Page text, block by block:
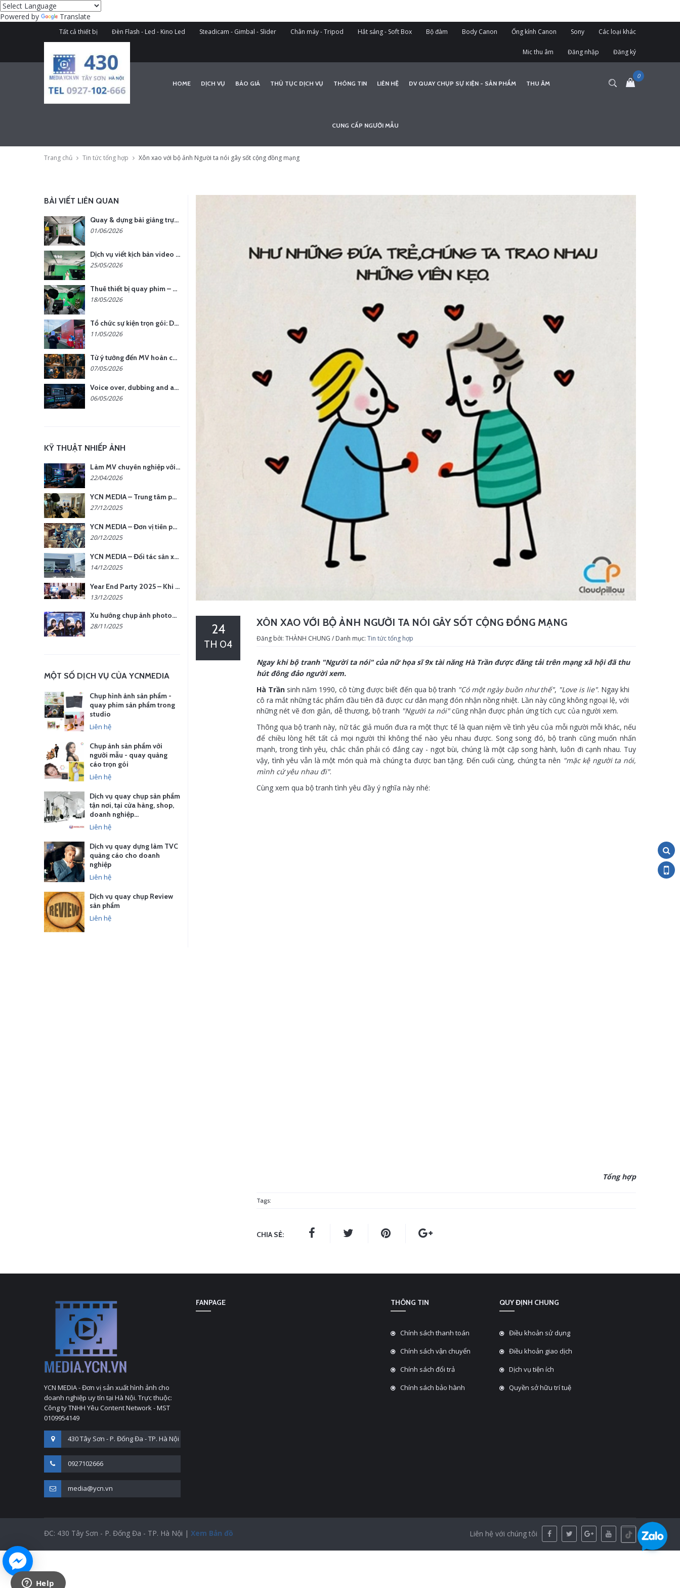
Powered by Translate
Tất cả thiết bị Đèn Flash - Led - Kino Led Steadicam - Gimbal - Slider Chân máy - Tripod Hắt sáng - Soft Box Bộ đàm Body Canon Ống kính Canon Sony Các loại khác
Mic thu âm Đăng nhập Đăng ký
HOME DỊCH VỤ BÁO GIÁ THỦ TỤC DỊCH VỤ THÔNG TIN LIÊN HỆ DV QUAY CHỤP SỰ KIỆN - SẢN PHẨM THU ÂM
CUNG CẤP NGƯỜI MẪU
Trang chủ Tin tức tổng hợp Xôn xao với bộ ảnh Người ta nói gây sốt cộng đồng mạng
XÔN XAO VỚI BỘ ẢNH NGƯỜI TA NÓI GÂY SỐT CỘNG ĐỒNG MẠNG
24
TH 04 Đăng bởi: THÀNH CHUNG / Danh mục: Tin tức tổng hợp
Ngay khi bộ tranh "Người ta nói" của nữ họa sĩ 9x tài năng Hà Trần được đăng tải trên mạng xã hội đã thu
hút đông đảo người xem.
Hà Trần sinh năm 1990, cô từng được biết đến qua bộ tranh "Có một ngày buồn như thế", "Love is lie". Ngay khi
cô ra mắt những tác phẩm đầu tiên đã được cư dân mạng đón nhận nồng nhiệt. Lần này cũng không ngoại lệ, với
những nét vẽ đơn giản, dễ thương, bộ tranh "Người ta nói"cũng nhận được phản ứng tích cực của người xem.
Thông qua bộ tranh này, nữ tác giả muốn đưa ra một thực tế là quan niệm về tình yêu của mỗi người mỗi khác, nếu
để chiều lòng hết tất cả mọi người thì không thể nào yêu nhau được. Song song đó, bộ tranh cũng muốn nhấn
mạnh, trong tình yêu, chắc chắn phải có đắng cay - ngọt bùi, chúng là một cặp song hành, luôn đi cạnh nhau. Tuy
vậy, tình yêu vẫn là một món quà mà chúng ta được ban tặng. Đến cuối cùng, chúng ta nên "mặc kệ người ta nói,
mình cứ yêu nhau đi".
Cùng xem qua bộ tranh tình yêu đầy ý nghĩa này nhé:
Tổng hợp
Tags:
CHIA SẺ:
BÀI VIẾT LIÊN QUAN
Quay & dựng bài giảng trực tuyến – Xu hướng đào tạo thời đại số
01/06/2026
Dịch vụ viết kịch bản video – Bước quan trọng quyết định thành công nội dung
25/05/2026
Thuê thiết bị quay phim – chụp ảnh: Giải pháp tối ưu chi phí cho doanh nghiệp
18/05/2026
Tổ chức sự kiện trọn gói: Doanh nghiệp được gì khi chọn đơn vị chuyên nghiệp?
11/05/2026
Từ ý tưởng đến MV hoàn chỉnh: giải pháp trọn gói tại YCN Media
07/05/2026
Voice over, dubbing and audio production services in Vietnam for global content
06/05/2026
KỸ THUẬT NHIẾP ẢNH
Làm MV chuyên nghiệp với chi phí tối ưu: nên chọn quay thực tế hay video AI?
22/04/2026
YCN MEDIA – Trung tâm phụ kiện quay chụp tại Hà Nội
27/12/2025
YCN MEDIA – Đơn vị tiên phong sản xuất hình ảnh & âm thanh bằng AI tại Hà Nội
20/12/2025
YCN MEDIA – Đối tác sản xuất hình ảnh chuyên nghiệp cho doanh nghiệp tại Hà Nội
14/12/2025
Year End Party 2025 – Khi Khoảnh Khắc Trở Thành Dấu Ấn | Gói Ưu Đãi Tháng 12 Từ YCN Media
13/12/2025
Xu hướng chụp ảnh photobooth tại các sự kiện hiện nay
28/11/2025
MỘT SỐ DỊCH VỤ CỦA YCNMEDIA
Chụp hình ảnh sản phẩm -
quay phim sản phẩm trong
studio
Liên hệ
Chụp ảnh sản phẩm với
người mẫu - quay quảng
cáo trọn gói
Liên hệ
Dịch vụ quay chụp sản phẩm
tận nơi, tại cửa hàng, shop,
doanh nghiệp…
Liên hệ
Dịch vụ quay dựng làm TVC
quảng cáo cho doanh
nghiệp
Liên hệ
Dịch vụ quay chụp Review
sản phẩm
Liên hệ
YCN MEDIA - Đơn vị sản xuất hình ảnh cho
doanh nghiệp uy tín tại Hà Nội. Trực thuộc:
Công ty TNHH Yêu Content Network - MST
0109954149
430 Tây Sơn - P. Đống Đa - TP. Hà Nội
0927102666
media@ycn.vn
FANPAGE THÔNG TIN
Chính sách thanh toán
Chính sách vận chuyển
Chính sách đổi trả
Chính sách bảo hành
QUY ĐỊNH CHUNG
Điều khoản sử dụng
Điều khoản giao dịch
Dịch vụ tiện ích
Quyền sở hữu trí tuệ
ĐC: 430 Tây Sơn - P. Đống Đa - TP. Hà Nội | Xem Bản đồ Liên hệ với chúng tôi